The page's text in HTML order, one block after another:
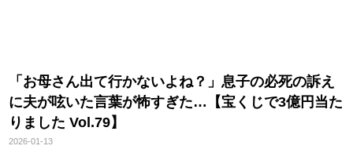
「お母さん出て行かないよね？」息子の必死の訴え
に夫が呟いた言葉が怖すぎた…【宝くじで3億円当た
りました Vol.79】
2026-01-13